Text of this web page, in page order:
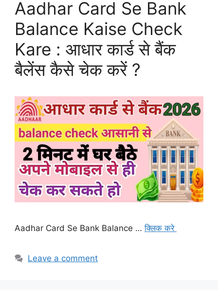
Aadhar Card Se Bank
Balance Kaise Check
Kare : आधार कार्ड से बैंक
बैलेंस कैसे चेक करें ?
Aadhar Card Se Bank Balance …क्लिक करे
Leave a comment